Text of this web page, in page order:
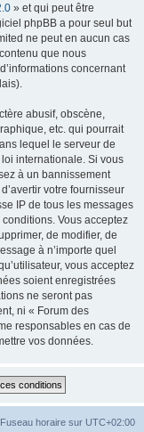
» et qui peut être
phpBB a pour seul but
ne peut en aucun cas
que nous
concernant
abusif, obscène,
etc. qui pourrait
lequel le serveur de
internationale. Si vous
à un bannissement
votre fournisseur
IP de tous les messages
Vous acceptez
de modifier, de
à n’importe quel
vous acceptez
soient enregistrées
ne seront pas
ni « Forum des
responsables en cas de
vos données.
Fuseau horaire sur UTC+02:00